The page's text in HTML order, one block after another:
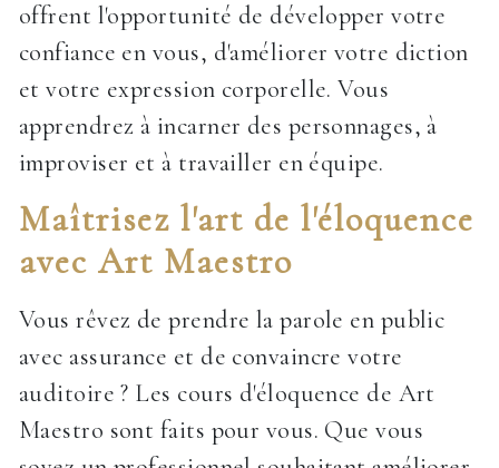
offrent l'opportunité de développer votre
confiance en vous, d'améliorer votre diction
et votre expression corporelle. Vous
apprendrez à incarner des personnages, à
improviser et à travailler en équipe.
Maîtrisez l'art de l'éloquence
avec Art Maestro
Vous rêvez de prendre la parole en public
avec assurance et de convaincre votre
auditoire ? Les cours d'éloquence de Art
Maestro sont faits pour vous. Que vous